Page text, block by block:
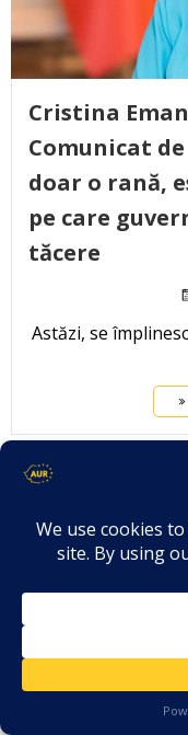
Cristina
Comunicat
doar o rană,
pe care
tăcere
Astăzi, se